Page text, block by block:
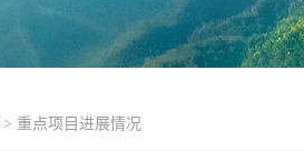
> 重点项目进展情况